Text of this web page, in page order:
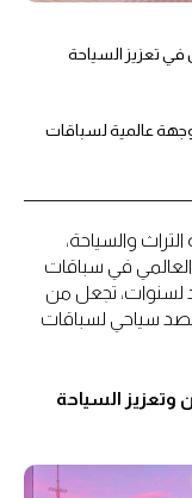
تعزيز السياحة
عالمية لسباقات
والسياحة،
العالمي في سباقات
لسنوات، تجعل من
سياحي لسباقات
وتعزيز السياحة